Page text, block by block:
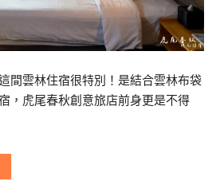
間雲林住宿很特別！是結合雲林布袋
，虎尾春秋創意旅店前身更是不得